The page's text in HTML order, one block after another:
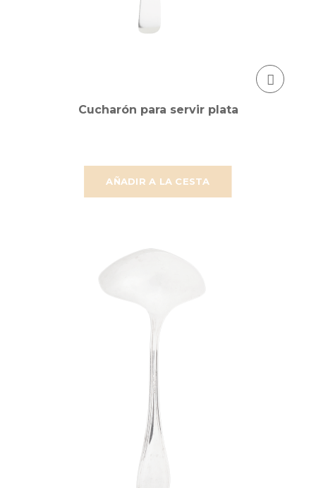
AÑADIR A LA CESTA
Cucharón para servir plata